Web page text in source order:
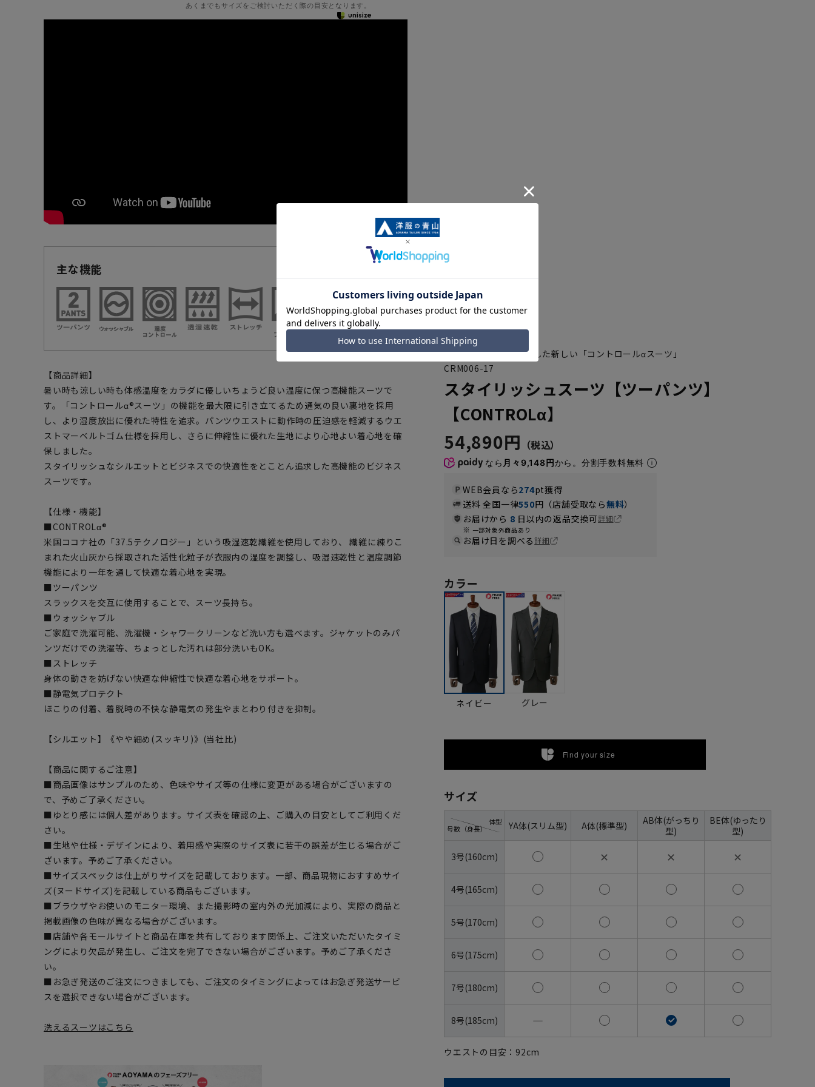
あくまでもサイズをご検討いただく際の目安となります。
主な機能
【商品詳細】
暑い時も涼しい時も体感温度をカラダに優しいちょうど良い温度に保つ高機能スーツで
す。「コントロールα®スーツ」の機能を最大限に引き立てるため通気の良い裏地を採用
し、より湿度放出に優れた特性を追求。パンツウエストに動作時の圧迫感を軽減するウエ
ストマーベルトゴム仕様を採用し、さらに伸縮性に優れた生地により心地よい着心地を確
保しました。
スタイリッシュなシルエットとビジネスでの快適性をとことん追求した高機能のビジネス
スーツです。
【仕様・機能】
■CONTROLα®
米国ココナ社の「37.5テクノロジー」という吸湿速乾繊維を使用しており、 繊維に練りこ
まれた火山灰から採取された活性化粒子が衣服内の湿度を調整し、吸湿速乾性と温度調節
機能により一年を通して快適な着心地を実現。
■ツーパンツ
スラックスを交互に使用することで、スーツ長持ち。
■ウォッシャブル
ご家庭で洗濯可能、洗濯機・シャワークリーンなど洗い方も選べます。ジャケットのみパ
ンツだけでの洗濯等、ちょっとした汚れは部分洗いもOK。
■ストレッチ
身体の動きを妨げない快適な伸縮性で快適な着心地をサポート。
■静電気プロテクト
ほこりの付着、着脱時の不快な静電気の発生やまとわり付きを抑制。
【シルエット】《やや細め(スッキリ)》(当社比)
【商品に関するご注意】
■商品画像はサンプルのため、色味やサイズ等の仕様に変更がある場合がございますの
で、予めご了承ください。
■ゆとり感には個人差があります。サイズ表を確認の上、ご購入の目安としてご利用くだ
さい。
■生地や仕様・デザインにより、着用感や実際のサイズ表に若干の誤差が生じる場合がご
ざいます。予めご了承ください。
■サイズスペックは仕上がりサイズを記載しております。一部、商品現物におすすめサイ
ズ(ヌードサイズ)を記載している商品もございます。
■ブラウザやお使いのモニター環境、また撮影時の室内外の光加減により、実際の商品と
掲載画像の色味が異なる場合がございます。
■店舗や各モールサイトと商品在庫を共有しております関係上、ご注文いただいたタイミ
ングにより欠品が発生し、ご注文を完了できない場合がございます。予めご了承くださ
い。
■お急ぎ発送のご注文につきましても、ご注文のタイミングによってはお急ぎ発送サービ
スを選択できない場合がございます。
洗えるスーツはこちら
快適性をとことん追求した新しい「コントロールαスーツ」
CRM006-17
スタイリッシュスーツ【ツーパンツ】
【CONTROLα】
54,890円
なら 月々9,148円から。分割手数料無料
WEB会員なら274pt獲得
送料 全国一律550円（店舗受取なら無料）
お届けから 8 日以内の返品交換可詳細
一部対象外商品あり
お届け日を調べる詳細
カラー
ネイビー グレー
Find your size
サイズ
号数（身長）
体型 YA体(スリム型) A体(標準型)
AB体(がっちり
型)
BE体(ゆったり
型)
3号(160cm) ✕ ✕ ✕
4号(165cm)
5号(170cm)
6号(175cm)
7号(180cm)
8号(185cm) ―
ウエストの目安： 92cm